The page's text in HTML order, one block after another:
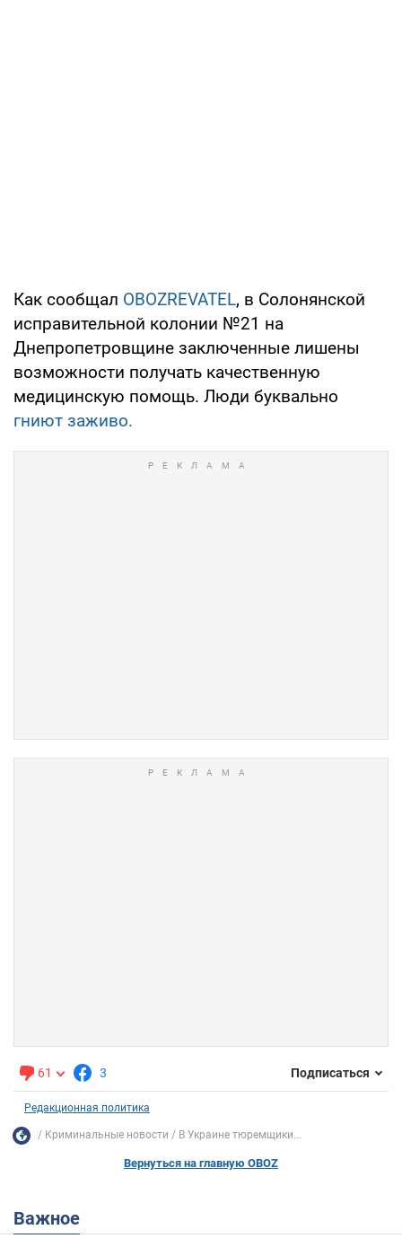
Как сообщал OBOZREVATEL, в Солонянской
исправительной колонии №21 на
Днепропетровщине заключенные лишены
возможности получать качественную
медицинскую помощь. Люди буквально
гниют заживо.
61 3 Подписаться
Редакционная политика
Криминальные новости В Украине тюремщики...
Вернуться на главную OBOZ
Важное